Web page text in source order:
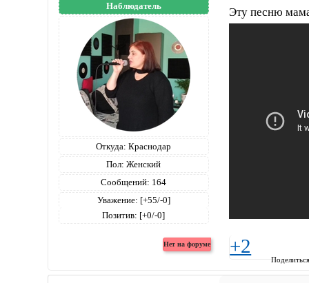
Наблюдатель
Откуда: Краснодар
Пол: Женский
Сообщений: 164
Уважение: [+55/-0]
Позитив: [+0/-0]
Эту песню
+2